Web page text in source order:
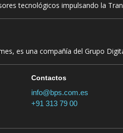
tecnológicos impulsando la
es una compañía del Grupo
Contactos
info@bps.com.es
+91 313 79 00